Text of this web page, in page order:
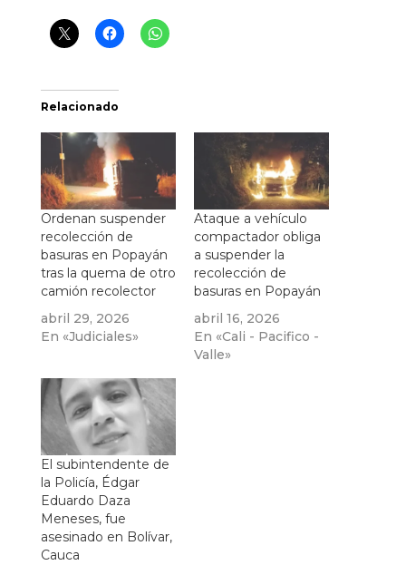
Relacionado
Ordenan suspender
recolección de
basuras en Popayán
tras la quema de otro
camión recolector
abril 29, 2026
En «Judiciales»
Ataque a vehículo
compactador obliga
a suspender la
recolección de
basuras en Popayán
abril 16, 2026
En «Cali - Pacifico -
Valle»
El subintendente de
la Policía, Édgar
Eduardo Daza
Meneses, fue
asesinado en Bolívar,
Cauca